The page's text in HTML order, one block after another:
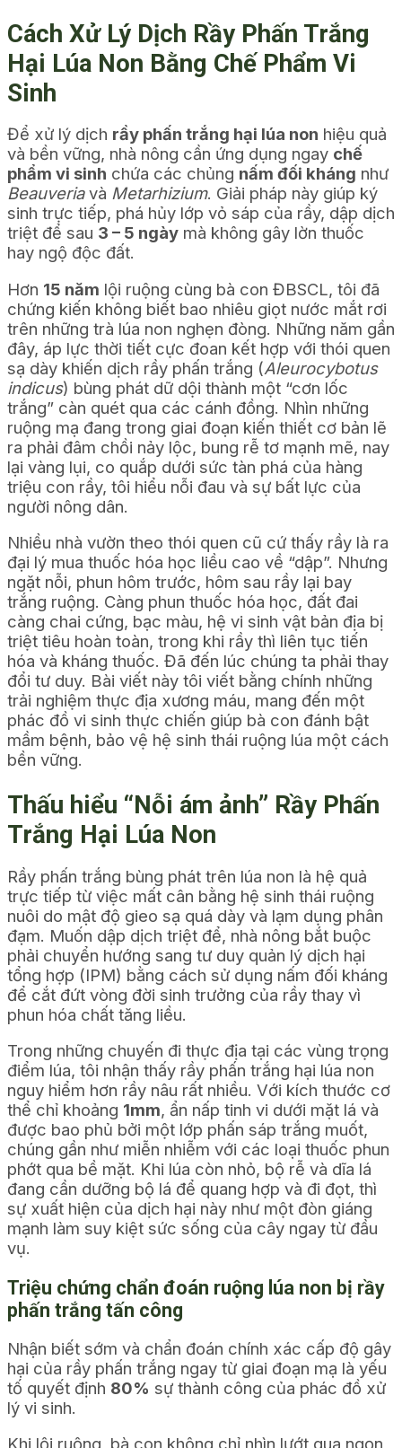
Cách Xử Lý Dịch Rầy Phấn Trắng
Hại Lúa Non Bằng Chế Phẩm Vi
Sinh
Để xử lý dịch rầy phấn trắng hại lúa non hiệu quả
và bền vững, nhà nông cần ứng dụng ngay chế
phẩm vi sinh chứa các chủng nấm đối kháng như
Beauveriavà Metarhizium. Giải pháp này giúp ký
sinh trực tiếp, phá hủy lớp vỏ sáp của rầy, dập dịch
triệt để sau 3 – 5 ngày mà không gây lờn thuốc
hay ngộ độc đất.
Hơn 15 năm lội ruộng cùng bà con ĐBSCL, tôi đã
chứng kiến không biết bao nhiêu giọt nước mắt rơi
trên những trà lúa non nghẹn đòng. Những năm gần
đây, áp lực thời tiết cực đoan kết hợp với thói quen
sạ dày khiến dịch rầy phấn trắng (Aleurocybotus
indicus) bùng phát dữ dội thành một “cơn lốc
trắng” càn quét qua các cánh đồng. Nhìn những
ruộng mạ đang trong giai đoạn kiến thiết cơ bản lẽ
ra phải đâm chồi nảy lộc, bung rễ tơ mạnh mẽ, nay
lại vàng lụi, co quắp dưới sức tàn phá của hàng
triệu con rầy, tôi hiểu nỗi đau và sự bất lực của
người nông dân.
Nhiều nhà vườn theo thói quen cũ cứ thấy rầy là ra
đại lý mua thuốc hóa học liều cao về “dập”. Nhưng
ngặt nỗi, phun hôm trước, hôm sau rầy lại bay
trắng ruộng. Càng phun thuốc hóa học, đất đai
càng chai cứng, bạc màu, hệ vi sinh vật bản địa bị
triệt tiêu hoàn toàn, trong khi rầy thì liên tục tiến
hóa và kháng thuốc. Đã đến lúc chúng ta phải thay
đổi tư duy. Bài viết này tôi viết bằng chính những
trải nghiệm thực địa xương máu, mang đến một
phác đồ vi sinh thực chiến giúp bà con đánh bật
mầm bệnh, bảo vệ hệ sinh thái ruộng lúa một cách
bền vững.
Thấu hiểu “Nỗi ám ảnh” Rầy Phấn
Trắng Hại Lúa Non
Rầy phấn trắng bùng phát trên lúa non là hệ quả
trực tiếp từ việc mất cân bằng hệ sinh thái ruộng
nuôi do mật độ gieo sạ quá dày và lạm dụng phân
đạm. Muốn dập dịch triệt để, nhà nông bắt buộc
phải chuyển hướng sang tư duy quản lý dịch hại
tổng hợp (IPM) bằng cách sử dụng nấm đối kháng
để cắt đứt vòng đời sinh trưởng của rầy thay vì
phun hóa chất tăng liều.
Trong những chuyến đi thực địa tại các vùng trọng
điểm lúa, tôi nhận thấy rầy phấn trắng hại lúa non
nguy hiểm hơn rầy nâu rất nhiều. Với kích thước cơ
thể chỉ khoảng 1mm, ẩn nấp tinh vi dưới mặt lá và
được bao phủ bởi một lớp phấn sáp trắng muốt,
chúng gần như miễn nhiễm với các loại thuốc phun
phớt qua bề mặt. Khi lúa còn nhỏ, bộ rễ và dĩa lá
đang cần dưỡng bộ lá để quang hợp và đi đọt, thì
sự xuất hiện của dịch hại này như một đòn giáng
mạnh làm suy kiệt sức sống của cây ngay từ đầu
vụ.
Triệu chứng chẩn đoán ruộng lúa non bị rầy
phấn trắng tấn công
Nhận biết sớm và chẩn đoán chính xác cấp độ gây
hại của rầy phấn trắng ngay từ giai đoạn mạ là yếu
tố quyết định 80% sự thành công của phác đồ xử
lý vi sinh.
Khi lội ruộng, bà con không chỉ nhìn lướt qua ngọn